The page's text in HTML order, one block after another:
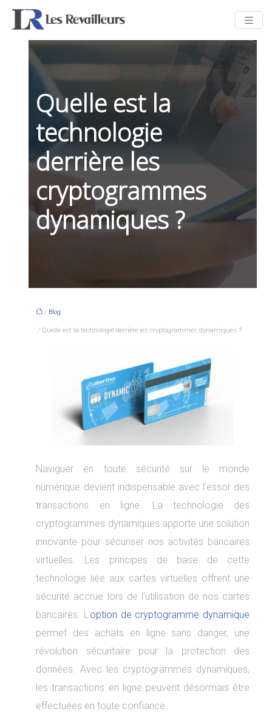
Quelle est la
technologie
derrière les
cryptogrammes
dynamiques ?
/ Blog
/ Quelle est la technologie derrière les cryptogrammes dynamiques ?
Naviguer en toute sécurité sur le monde
numérique devient indispensable avec l’essor des
transactions en ligne. La technologie des
cryptogrammes dynamiques apporte une solution
innovante pour sécuriser nos activités bancaires
virtuelles. Les principes de base de cette
technologie liée aux cartes virtuelles offrent une
sécurité accrue lors de l’utilisation de nos cartes
bancaires. L’option de cryptogramme dynamique
permet des achats en ligne sans danger, une
révolution sécuritaire pour la protection des
données. Avec les cryptogrammes dynamiques,
les transactions en ligne peuvent désormais être
effectuées en toute confiance.